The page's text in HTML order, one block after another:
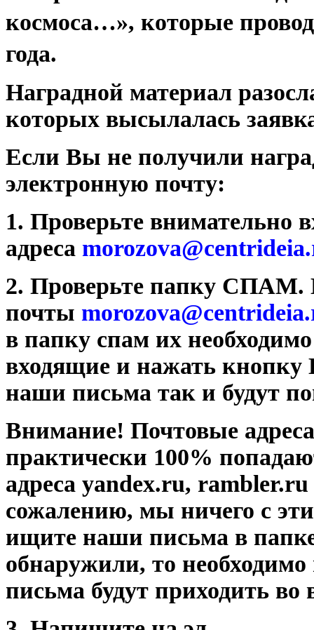
космоса…», которые
года.
Наградной материал
которых высылалась
Если Вы не получили
электронную почту:
1. Проверьте внимательно
адреса
2. Проверьте папку СПАМ.
почты
в папку спам их
входящие и нажать
наши письма так и будут
Внимание! Почтовые
практически 100%
адреса yandex.ru,
сожалению, мы ничего с
ищите наши письма в
обнаружили, то
письма будут приходить во